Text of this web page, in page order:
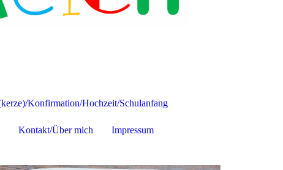
Konfirmation/Hochzeit/Schulanfang
Kontakt/Über mich Impressum